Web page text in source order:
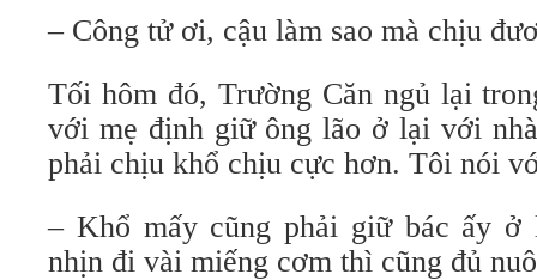
– Công tử ơi, cậu làm sao mà chịu
Tối hôm đó, Trường Căn ngủ lại
với mẹ định giữ ông lão ở lại với
phải chịu khổ chịu cực hơn. Tôi nói
– Khổ mấy cũng phải giữ bác ấy ở
nhịn đi vài miếng cơm thì cũng đủ